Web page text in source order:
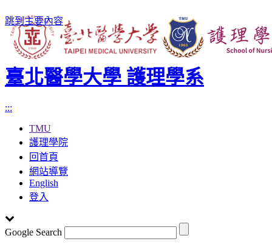
跳到主要內容
臺北醫學大學 護理學系
:::
TMU
護理學院
回首頁
網站導覽
English
登入
Google Search